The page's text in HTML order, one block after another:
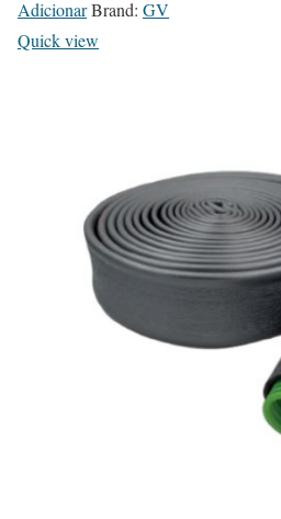
AdicionarBrand: GV
Quick view